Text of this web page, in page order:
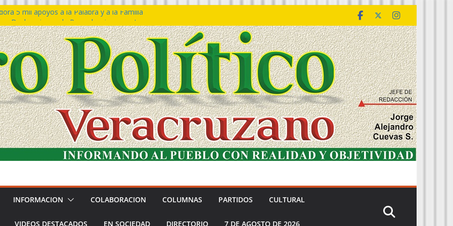
5 mil apoyos a la Palabra y a la Familia
Declaraciones de Procedencia en contra
𝙂𝙤𝙗𝙞𝙚𝙧𝙣𝙤 𝙙𝙚𝙡 𝙀𝙨𝙩𝙖𝙙𝙤 𝙖 𝙙𝙞𝙨𝙛𝙧𝙪𝙩𝙖𝙧
𝙙𝙚𝙡 𝙈𝙖𝙧 𝙚𝙣 𝘾𝙤𝙖𝙩𝙯𝙖𝙘𝙤𝙖𝙡𝙘𝙤𝙨
de policías con vocación de servicio y
SSP
Bravo rechaza acusaciones y asegura que
solicitud de desafuero
INFORMACION COLABORACION COLUMNAS PARTIDOS CULTURAL
VIDEOS DESTACADOS EN SOCIEDAD DIRECTORIO 7 DE AGOSTO DE 2026